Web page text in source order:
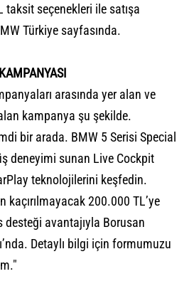
seçenekleri ile satışa
Türkiye sayfasında.
arasında yer alan ve
kampanya şu şekilde.
bir arada. BMW 5 Serisi Special
deneyimi sunan Live Cockpit
teknolojilerini keşfedin.
kaçırılmayacak 200.000 TL’ye
desteği avantajıyla Borusan
Detaylı bilgi için formumuzu